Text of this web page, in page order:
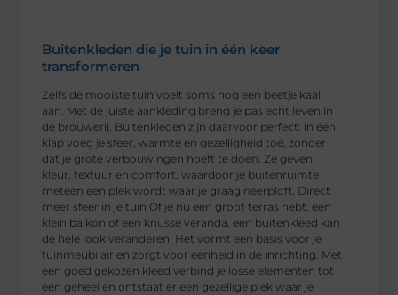
Buitenkleden die je tuin in één keer
transformeren
Zelfs de mooiste tuin voelt soms nog een beetje kaal
aan. Met de juiste aankleding breng je pas echt leven in
de brouwerij. Buitenkleden zijn daarvoor perfect: in één
klap voeg je sfeer, warmte en gezelligheid toe, zonder
dat je grote verbouwingen hoeft te doen. Ze geven
kleur, textuur en comfort, waardoor je buitenruimte
meteen een plek wordt waar je graag neerploft. Direct
meer sfeer in je tuin Of je nu een groot terras hebt, een
klein balkon of een knusse veranda, een buitenkleed kan
de hele look veranderen. Het vormt een basis voor je
tuinmeubilair en zorgt voor eenheid in de inrichting. Met
een goed gekozen kleed verbind je losse elementen tot
één geheel en ontstaat er een gezellige plek waar je